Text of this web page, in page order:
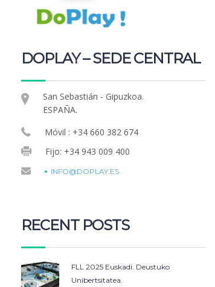
DOPLAY – SEDE CENTRAL
San Sebastián - Gipuzkoa.
ESPAÑA.
Móvil : +34 660 382 674
Fijo: +34 943 009 400
INFO@DOPLAY.ES
RECENT POSTS
FLL 2025 Euskadi. Deustuko
Unibertsitatea.